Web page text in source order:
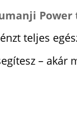
Power
teljes
– akár